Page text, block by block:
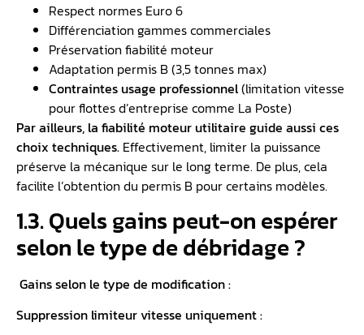
Respect normes Euro 6
Différenciation gammes commerciales
Préservation fiabilité moteur
Adaptation permis B (3,5 tonnes max)
Contraintes usage professionnel(limitation vitesse
pour flottes d’entreprise comme La Poste)
Par ailleurs, la fiabilité moteur utilitaire guide aussi ces
choix techniques. Effectivement, limiter la puissance
préserve la mécanique sur le long terme. De plus, cela
facilite l’obtention du permis B pour certains modèles.
1.3. Quels gains peut-on espérer
selon le type de débridage ?
Gains selon le type de modification :
Suppression limiteur vitesse uniquement :